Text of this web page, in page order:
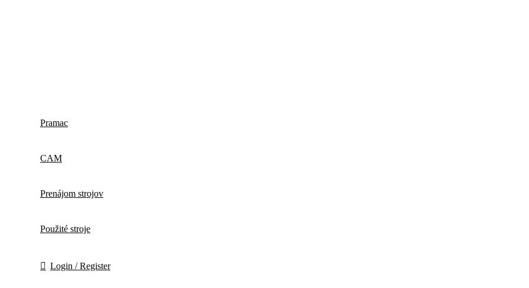
Pramac
CAM
Prenájom strojov
Použité stroje
Login / Register